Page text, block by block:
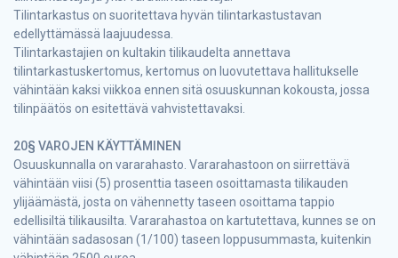
Tilintarkastus on suoritettava hyvän tilintarkastustavan
edellyttämässä laajuudessa.
Tilintarkastajien on kultakin tilikaudelta annettava
tilintarkastuskertomus, kertomus on luovutettava hallitukselle
vähintään kaksi viikkoa ennen sitä osuuskunnan kokousta, jossa
tilinpäätös on esitettävä vahvistettavaksi.
20§ VAROJEN KÄYTTÄMINEN
Osuuskunnalla on vararahasto. Vararahastoon on siirrettävä
vähintään viisi (5) prosenttia taseen osoittamasta tilikauden
ylijäämästä, josta on vähennetty taseen osoittama tappio
edellisiltä tilikausilta. Vararahastoa on kartutettava, kunnes se on
vähintään sadasosan (1/100) taseen loppusummasta, kuitenkin